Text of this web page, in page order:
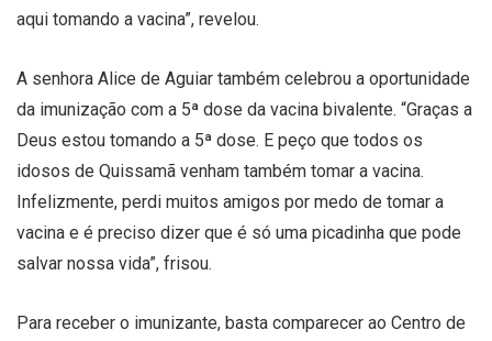
aqui tomando a vacina”, revelou.
A senhora Alice de Aguiar também celebrou a oportunidade
da imunização com a 5ª dose da vacina bivalente. “Graças a
Deus estou tomando a 5ª dose. E peço que todos os
idosos de Quissamã venham também tomar a vacina.
Infelizmente, perdi muitos amigos por medo de tomar a
vacina e é preciso dizer que é só uma picadinha que pode
salvar nossa vida”, frisou.
Para receber o imunizante, basta comparecer ao Centro de